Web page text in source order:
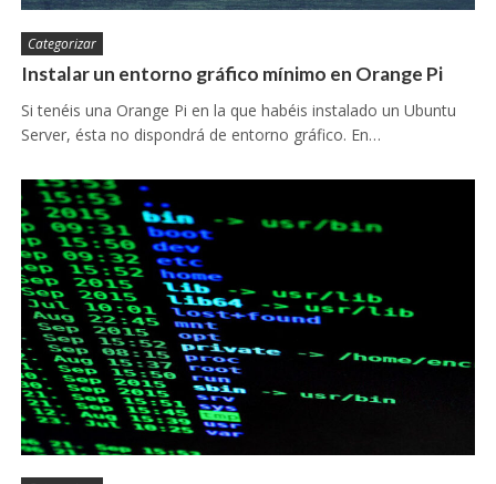
Categorizar
Instalar un entorno gráfico mínimo en Orange Pi
Si tenéis una Orange Pi en la que habéis instalado un Ubuntu
Server, ésta no dispondrá de entorno gráfico. En…